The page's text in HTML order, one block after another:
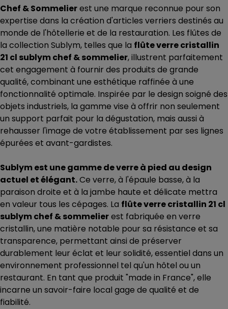
Chef & Sommelierest une marque reconnue pour son
expertise dans la création d'articles verriers destinés au
monde de l'hôtellerie et de la restauration. Les flûtes de
la collection Sublym, telles que la flûte verre cristallin
21 cl sublym chef & sommelier, illustrent parfaitement
cet engagement à fournir des produits de grande
qualité, combinant une esthétique raffinée à une
fonctionnalité optimale. Inspirée par le design soigné des
objets industriels, la gamme vise à offrir non seulement
un support parfait pour la dégustation, mais aussi à
rehausser l'image de votre établissement par ses lignes
épurées et avant-gardistes.
Sublym est une gamme de verre à pied au design
actuel et élégant.Ce verre, à l'épaule basse, à la
paraison droite et à la jambe haute et délicate mettra
en valeur tous les cépages. La flûte verre cristallin 21 cl
sublym chef & sommelierest fabriquée en verre
cristallin, une matière notable pour sa résistance et sa
transparence, permettant ainsi de préserver
durablement leur éclat et leur solidité, essentiel dans un
environnement professionnel tel qu'un hôtel ou un
restaurant. En tant que produit "made in France", elle
incarne un savoir-faire local gage de qualité et de
fiabilité.